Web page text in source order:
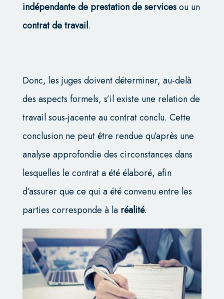
indépendante de prestation de servicesou un
contrat de travail.
Donc, les juges doivent déterminer, au-delà
des aspects formels, s’il existe une relation de
travail sous-jacente au contrat conclu. Cette
conclusion ne peut être rendue qu’après une
analyse approfondie des circonstances dans
lesquelles le contrat a été élaboré, afin
d’assurer que ce qui a été convenu entre les
parties corresponde à la réalité.